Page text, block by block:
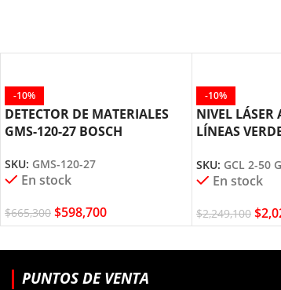
-10%
DETECTOR DE MATERIALES
GMS-120-27 BOSCH
SKU: GMS-120-27
En stock
$665,300 $598,700
-10%
NIVEL LÁSER
LÍNEAS
SKU: GCL 2-50 G
En stock
$2,249,100 $
PUNTOS DE VENTA